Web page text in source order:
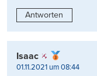
Antworten
Isaac
01.11.2021 um 08:44